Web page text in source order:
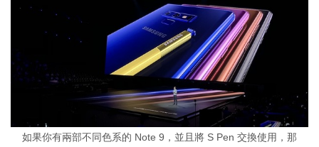
如果你有兩部不同色系的 Note 9，並且將 S Pen 交換使用，那